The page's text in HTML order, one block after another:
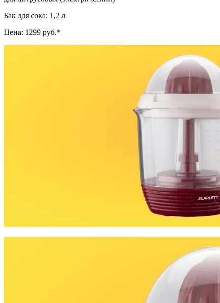
Бак для сока: 1,2 л
Цена: 1299 руб.*